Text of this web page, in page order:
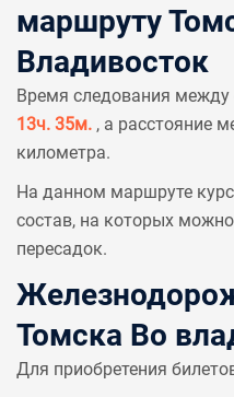
маршруту
Владивосток
Время следования между
13ч. 35м. , а расстояние
километра.
На данном маршруте
состав, на которых
пересадок.
Томска Во
Для приобретения